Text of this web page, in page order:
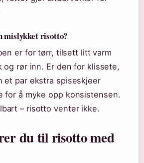
mislykket risotto?
er for tørr, tilsett litt varm
og rør inn. Er den for klissete,
et par ekstra spiseskjeer
for å myke opp konsistensen.
– risotto venter ikke.
du til risotto med